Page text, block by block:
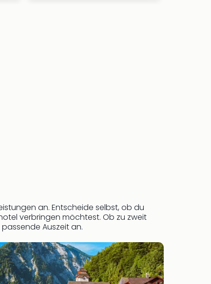
an. Entscheide selbst, ob du
verbringen möchtest. Ob zu zweit
Auszeit an.